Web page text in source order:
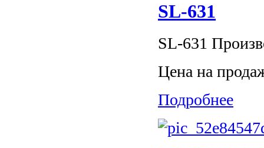
SL-631
SL-631
Цена на
Подробнее